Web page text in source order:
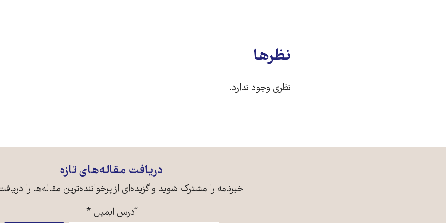
نظرها
نظری وجود ندارد.
دریافت مقاله‌های تازه
خبرنامه را مشترک شوید و گزیده‌ای از پرخواننده‌ترین مقاله‌ها را
آدرس ایمیل *